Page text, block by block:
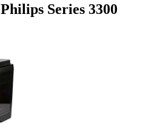
Philips Series 3300